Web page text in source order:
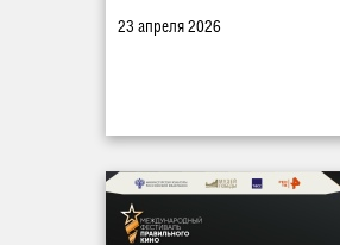
23 апреля 2026